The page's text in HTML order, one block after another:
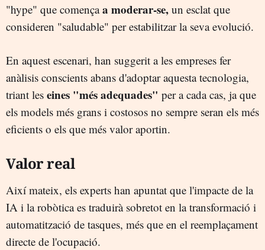
"hype" que començaa moderar-se, un esclat que
consideren "saludable" per estabilitzar la seva evolució.
En aquest escenari, han suggerit a les empreses fer
anàlisis conscients abans d'adoptar aquesta tecnologia,
triant les eines "més adequades" per a cada cas, ja que
els models més grans i costosos no sempre seran els més
eficients o els que més valor aportin.
Valor real
Així mateix, els experts han apuntat que l'impacte de la
IA i la robòtica es traduirà sobretot en la transformació i
automatització de tasques, més que en el reemplaçament
directe de l'ocupació.